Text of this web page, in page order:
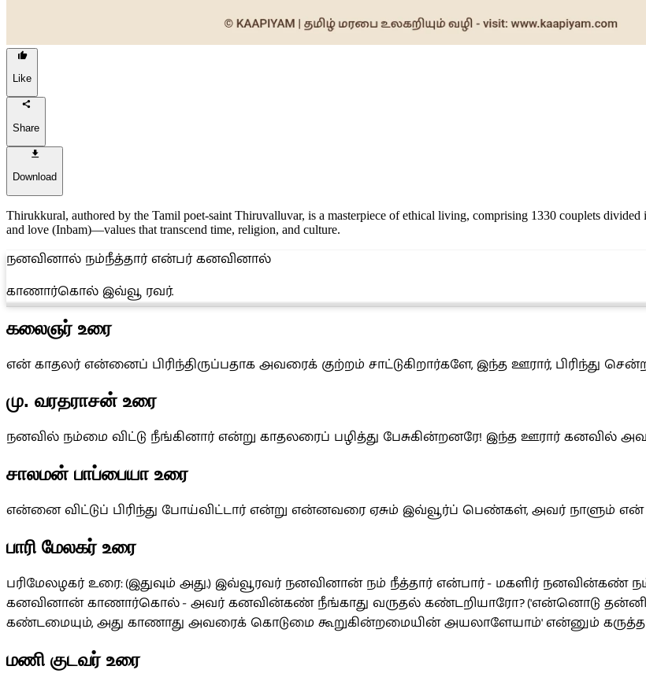
Like
Share
Download
Thirukkural, authored by the Tamil poet-saint Thiruvalluvar, is a masterpiece of ethical living, comprising 1330 couplets
and love (Inbam)—values that transcend time, religion, and culture.
நனவினால் நம்நீத்தார் என்பர் கனவினால்
காணார்கொல் இவ்வூ ரவர்.
கலைஞர் உரை
என் காதலர் என்னைப் பிரிந்திருப்பதாக அவரைக் குற்றம் சாட்டுகிறார்களே, இந்த ஊரார், பிரிந்து
மு. வரதராசன் உரை
நனவில் நம்‌மை விட்டு நீங்கினார் என்று காதலரைப் பழித்து பேசுகின்றனரே! இந்த ஊரார்
சாலமன் பாப்பையா உரை
என்னை விட்டுப் பிரிந்து போய்விட்டார் என்று என்னவரை ஏசும் இவ்வூர்ப் பெண்கள், அவர் நாளும்
பாரி மேலகர் உரை
பரிமேலழகர் உரை: (இதுவும் அது.) இவ்வூரவர் நனவினான் நம் நீத்தார் என்பார் - மகளிர் நனவின்கண்
கனவினான் காணார்கொல் - அவர் கனவின்கண் நீங்காது வருதல் கண்டறியாரோ? ('என்னொடு
கண்டமையும், அது காணாது அவரைக் கொடுமை கூறுகின்றமையின் அயலாளேயாம்' என்னும்
மணி குடவர் உரை